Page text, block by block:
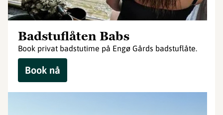
Badstuflåten Babs
Book privat badstutime på Engø Gårds badstuflåte.
Book nå